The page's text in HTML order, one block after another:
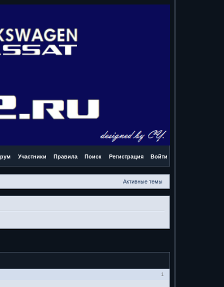
Участники Правила Поиск Регистрация Войти
Активные темы
1